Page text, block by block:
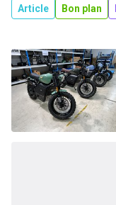
Article Bon plan